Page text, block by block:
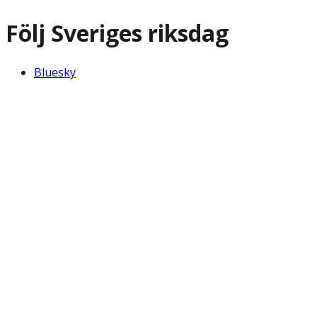
Följ Sveriges riksdag
Bluesky